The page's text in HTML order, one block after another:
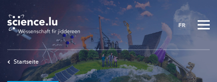
to
main
content
FR
Startseite